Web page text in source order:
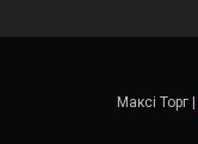
Максі Торг |